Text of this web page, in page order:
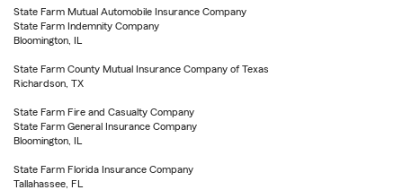
State Farm Mutual Automobile Insurance Company
State Farm Indemnity Company
Bloomington, IL
State Farm County Mutual Insurance Company of Texas
Richardson, TX
State Farm Fire and Casualty Company
State Farm General Insurance Company
Bloomington, IL
State Farm Florida Insurance Company
Tallahassee, FL